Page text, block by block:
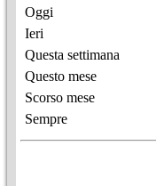
Oggi
Ieri
Questa settimana
Questo mese
Scorso mese
Sempre